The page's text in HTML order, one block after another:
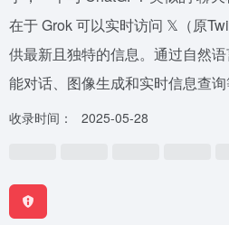
在于 Grok 可以实时访问 𝕏（原
供最新且独特的信息。通过自然
能对话、图像生成和实时信息查询
收录时间： 2025-05-28